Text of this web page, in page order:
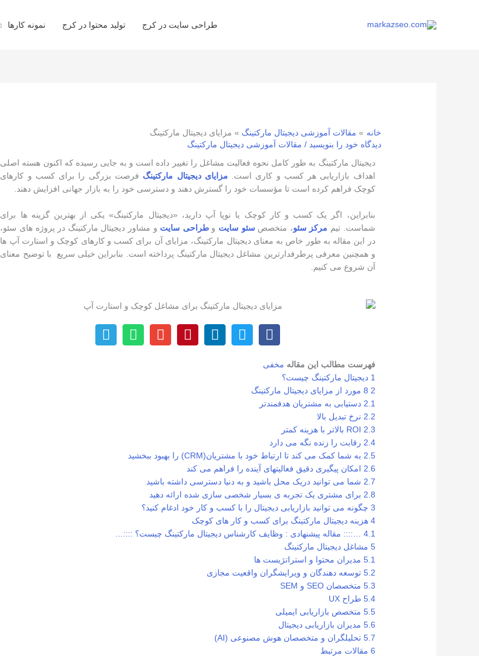
طراحی سایت در کرج تولید محتوا در کرج نمونه کارها
خانه مقالات آموزشی دیجیتال مارکتینگ
مزایای دیجیتال مارکتینگ
دیدگاه‌ خود را بنویسید / مقالات آموزشی دیجیتال مارکتینگ
دیجیتال مارکتینگ به طور کامل نحوه فعالیت مشاغل را تغییر داده است و به جایی رسیده که اکنون هسته اصلی
اهداف بازاریابی هر کسب و کاری است. مزایای دیجیتال مارکتینگ فرصت بزرگی را برای کسب و کارهای
کوچک فراهم کرده است تا مؤسسات خود را گسترش دهند و دسترسی خود را به بازار جهانی افزایش دهند.
بنابراین، اگر یک کسب و کار کوچک یا نوپا آپ دارید، «دیجیتال مارکتینگ» یکی از بهترین گزینه ها برای
شماست. تیم مرکز سئو، متخصصسئو سایت وطراحی سایت و مشاور دیجیتال مارکتینگ در پروژه های سئو،
در این مقاله به طور خاص به معنای دیجیتال مارکتینگ، مزایای آن برای کسب و کارهای کوچک و استارت آپ ها
و همچنین معرفی پرطرفدارترین مشاغل دیجیتال مارکتینگ پرداخته است. بنابراین خیلی سریع با توضیح معنای
آن شروع می کنیم.
فهرست مطالب این مقاله مخفی
1 دیجیتال مارکتینگ چیست؟
2 8 مورد از مزایای دیجیتال مارکتینگ
2.1 دستیابی به مشتریان هدفمندتر
2.2 نرخ تبدیل بالا
2.3 ROI بالاتر با هزینه کمتر
2.4 رقابت را زنده نگه می دارد
2.5 به شما کمک می کند تا ارتباط خود با مشتریان(CRM) را بهبود ببخشید
2.6 امکان پیگیری دقیق فعالیتهای آینده را فراهم می کند
2.7 شما می توانید دریک محل باشید و به دنیا دسترسی داشته باشید
2.8 برای مشتری یک تجربه ی بسیار شخصی سازی شده ارائه دهید
3 چگونه می توانید بازاریابی دیجیتال را با کسب و کار خود ادغام کنید؟
4 هزینه دیجیتال مارکتینگ برای کسب و کار های کوچک
4.1
…:::: مقاله پیشنهادی : وظایف کارشناس دیجیتال مارکتینگ چیست؟ ::::…
5 مشاغل دیجیتال مارکتینگ
5.1 مدیران محتوا و استراتژیست ها
5.2 توسعه دهندگان و ویرایشگران واقعیت مجازی
5.3 متخصصان SEO و SEM
5.4 طراح UX
5.5 متخصص بازاریابی ایمیلی
5.6 مدیران بازاریابی دیجیتال
5.7 تحلیلگران و متخصصان هوش مصنوعی (AI)
6 مقالات مرتبط